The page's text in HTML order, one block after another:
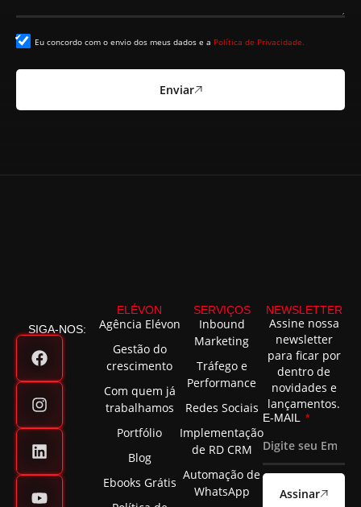
Eu concordo com o envio dos meus dados e a Política de Privacidade.
Enviar
SIGA-NOS:
ELÉVON
Agência Elévon
Gestão do
crescimento
Com quem já
trabalhamos
Portfólio
Blog
Ebooks Grátis
SERVIÇOS
Inbound
Marketing
Tráfego e
Performance
Redes Sociais
Implementação
de RD CRM
Automação de
WhatsApp
NEWSLETTER
Assine nossa
newsletter
para ficar por
dentro de
novidades e
lançamentos.
E-MAIL
Assinar